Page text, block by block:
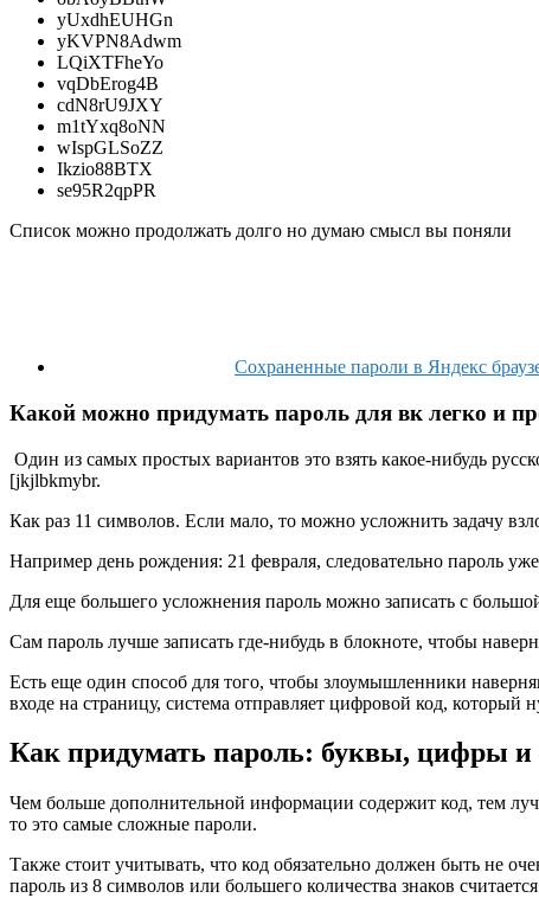
yUxdhEUHGn
yKVPN8Adwm
LQiXTFheYo
vqDbErog4B
cdN8rU9JXY
m1tYxq8oNN
wIspGLSoZZ
Ikzio88BTX
se95R2qpPR
Список можно продолжать долго но думаю смысл вы поняли
Сохраненные пароли в Яндекс
Какой можно придумать пароль для вк легко и
Один из самых простых вариантов это взять какое-нибудь
[jkjlbkmybr.
Как раз 11 символов. Если мало, то можно усложнить задачу
Например день рождения: 21 февраля, следовательно пароль
Для еще большего усложнения пароль можно записать с
Сам пароль лучше записать где-нибудь в блокноте, чтобы
Есть еще один способ для того, чтобы злоумышленники
входе на страницу, система отправляет цифровой код, который
Как придумать пароль: буквы, цифры
Чем больше дополнительной информации содержит код, тем
то это самые сложные пароли.
Также стоит учитывать, что код обязательно должен быть не
пароль из 8 символов или большего количества знаков